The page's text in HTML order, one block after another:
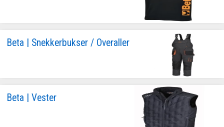
Beta | Snekkerbukser / Overaller
Beta | Vester